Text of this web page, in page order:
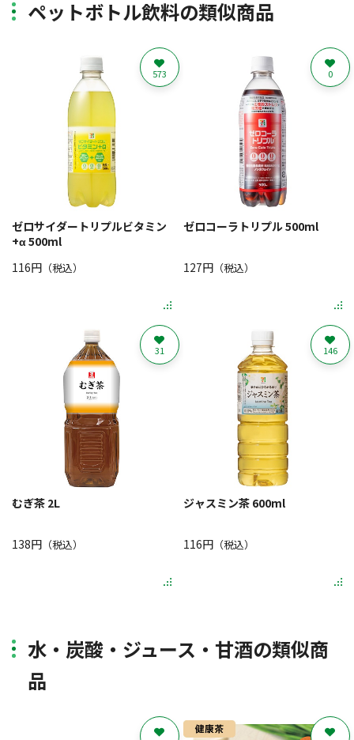
ペットボトル飲料の類似商品
ゼロサイダートリプルビタミン
+α 500ml
116円 （税込）
573
ゼロコーラトリプル 500ml
127円（税込）
0
むぎ茶 2L
138円 （税込）
31
ジャスミン茶 600ml
116円（税込）
146
水・炭酸・ジュース・甘酒の類似商
品